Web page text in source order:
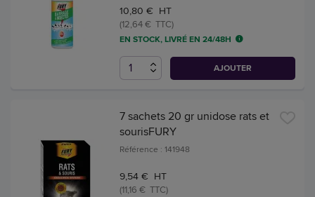
10,80 € HT
(12,64 € TTC)
EN STOCK, LIVRÉ EN 24/48H
AJOUTER
7 sachets 20 gr unidose rats et
sourisFURY
Référence : 141948
9,54 € HT
(11,16 € TTC)